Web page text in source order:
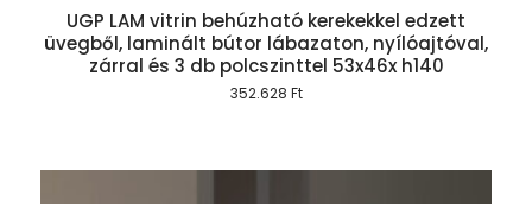
UGP LAM vitrin behúzható kerekekkel edzett
üvegből, laminált bútor lábazaton, nyílóajtóval,
zárral és 3 db polcszinttel 53x46x h140
352.628 Ft